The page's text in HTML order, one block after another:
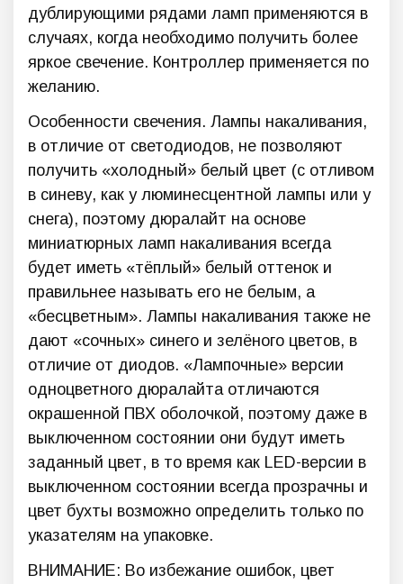
дублирующими рядами ламп применяются в
случаях, когда необходимо получить более
яркое свечение. Контроллер применяется по
желанию.
Особенности свечения. Лампы накаливания,
в отличие от светодиодов, не позволяют
получить «холодный» белый цвет (с отливом
в синеву, как у люминесцентной лампы или у
снега), поэтому дюралайт на основе
миниатюрных ламп накаливания всегда
будет иметь «тёплый» белый оттенок и
правильнее называть его не белым, а
«бесцветным». Лампы накаливания также не
дают «сочных» синего и зелёного цветов, в
отличие от диодов. «Лампочные» версии
одноцветного дюралайта отличаются
окрашенной ПВХ оболочкой, поэтому даже в
выключенном состоянии они будут иметь
заданный цвет, в то время как LED-версии в
выключенном состоянии всегда прозрачны и
цвет бухты возможно определить только по
указателям на упаковке.
ВНИМАНИЕ: Во избежание ошибок, цвет